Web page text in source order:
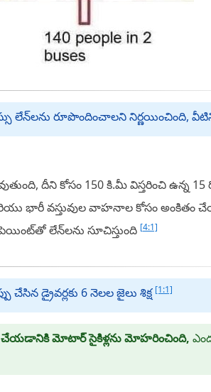
లేన్‌లను రూపొందించాలని నిర్ణయించింది,
దీని కోసం 150 కి.మీ విస్తరించి ఉన్న
భారీ వస్తువుల వాహనాల కోసం అంకితం
పెయింట్‌తో లేన్‌లను సూచిస్తుంది [4:1]
డ్రైవర్లకు 6 నెలల జైలు శిక్ష [1:1]
చేయడానికి మోటార్ సైకిళ్లను మోహరించింది,